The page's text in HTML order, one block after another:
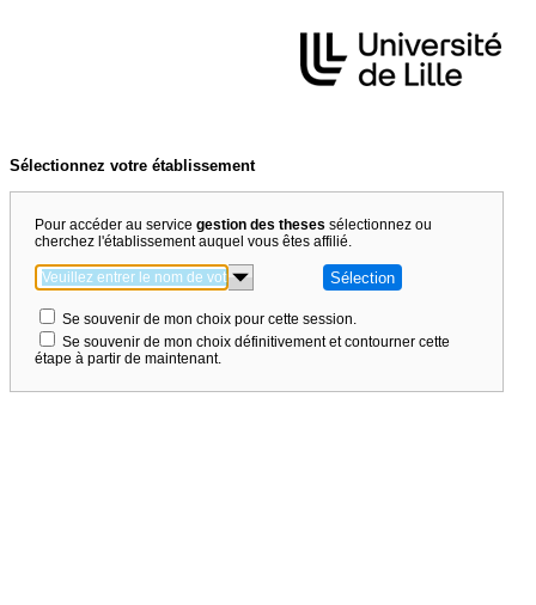
Sélectionnez votre établissement
Pour accéder au service gestion des theses sélectionnez ou
cherchez l'établissement auquel vous êtes affilié.
Se souvenir de mon choix pour cette session.
Se souvenir de mon choix définitivement et contourner cette
étape à partir de maintenant.